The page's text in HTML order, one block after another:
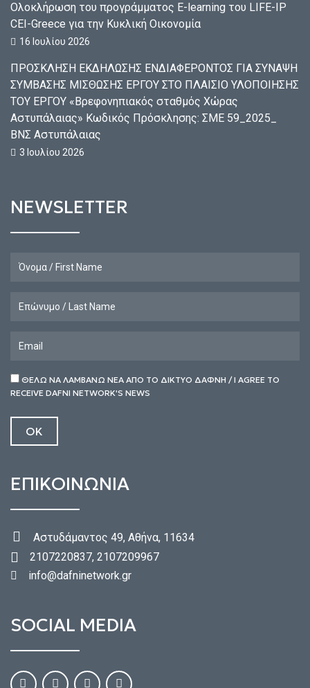
Ολοκλήρωση του προγράμματος E-learning του LIFE-IP
CEI-Greece για την Κυκλική Οικονομία
16 Ιουλίου 2026
ΠΡΟΣΚΛΗΣΗ ΕΚΔΗΛΩΣΗΣ ΕΝΔΙΑΦΕΡΟΝΤΟΣ ΓΙΑ ΣΥΝΑΨΗ
ΣΥΜΒΑΣΗΣ ΜΙΣΘΩΣΗΣ ΕΡΓΟΥ ΣΤΟ ΠΛΑΙΣΙΟ ΥΛΟΠΟΙΗΣΗΣ
ΤΟΥ ΕΡΓΟΥ «Βρεφονηπιακός σταθμός Χώρας
Αστυπάλαιας» Κωδικός Πρόσκλησης: ΣΜΕ 59_2025_
ΒΝΣ Αστυπάλαιας
3 Ιουλίου 2026
NEWSLETTER
ΘΕΛΩ ΝΑ ΛΑΜΒΑΝΩ ΝΕΑ ΑΠΟ ΤΟ ΔΙΚΤΥΟ ΔΑΦΝΗ / I AGREE TO
RECEIVE DAFNI NETWORK'S NEWS
ΕΠΙΚΟΙΝΩΝΙΑ
Αστυδάμαντος 49, Αθήνα, 11634
2107220837, 2107209967
info@dafninetwork.gr
SOCIAL MEDIA